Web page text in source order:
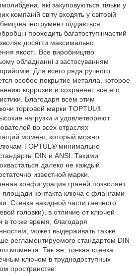
які закуповуються тільки у
компаній світу входять у світовій
інструмент піддається
і проходить багатоступінчастий
досягти максимально
якості. Все виробництво
обладнанні з застосуванням
прийомів. Для всего ряда ручного
особое покрытие металла, которое
коррозии и сохраняет все его
Благодаря всем этим
торговой марки TOPTUL®
нагрузки и удовлетворяют
во всех отраслях
момент, который можно
TOPTUL® минимально
DIN и ANSI. Такими
далеко не каждый
известной марки.
конфигурация граней позволяет
площади контакта ключа с флангами
Стенка накидной части гаечного
головки), в отличие от ключей
в то же время, благодаря
может выдерживать также
регламентируемого стандартом DIN
момента. Так же, тонкая стенка
ключом в труднодоступных
пространстве.